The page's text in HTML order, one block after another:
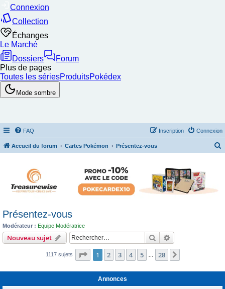
FAQ Connexion
Inscription
Accueil du forum Cartes Pokémon Présentez-vous
Présentez-vous
Modérateur : Equipe Modératrice
Nouveau sujet Rechercher
1117 sujets Page 1sur28
1 2 3 4 5 28
Annonces